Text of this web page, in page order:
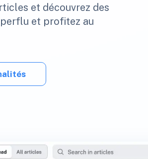
et découvrez des
et profitez au